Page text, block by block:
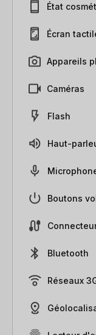
État
Écran
Appareils
Caméras
Flash
Haut-
Boutons
Bluetooth
Réseaux